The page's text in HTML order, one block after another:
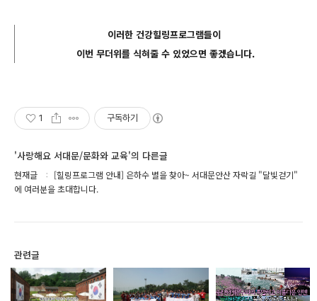
이러한 건강힐링프로그램들이
이번 무더위를 식혀줄 수 있었으면 좋겠습니다.
1 구독하기
'사랑해요 서대문/문화와 교육'의 다른글
현재글
[힐링프로그램 안내] 은하수 별을 찾아~ 서대문안산 자락길 "달빛걷기"
에 여러분을 초대합니다.
관련글